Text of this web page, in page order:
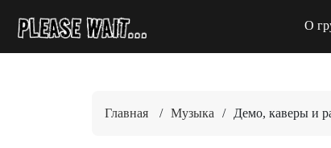
О
Главная / Музыка / Демо, каверы и